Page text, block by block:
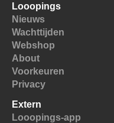
Looopings
Nieuws
Wachttijden
Webshop
About
Voorkeuren
Privacy
Extern
Looopings-app